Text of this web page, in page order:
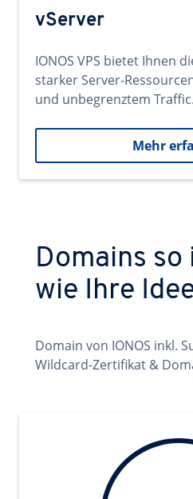
vServer
IONOS VPS bietet Ihnen
starker Server-
und unbegrenztem Traffic.
Mehr
Domains
wie Ihre
Domain von IONOS inkl.
Wildcard-Zertifikat &